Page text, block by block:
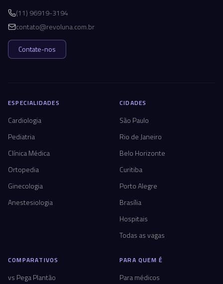
(11) 96919-3194
contato@revoluna.com.br
Contate-nos
ESPECIALIDADES
Cardiologia
Pediatria
Clínica Médica
Ortopedia
Ginecologia
Anestesiologia
CIDADES
São Paulo
Rio de Janeiro
Belo Horizonte
Curitiba
Porto Alegre
Brasília
Hospitais
Todas as vagas
COMPARATIVOS
vs Pega Plantão
PARA QUEM É
Para médicos